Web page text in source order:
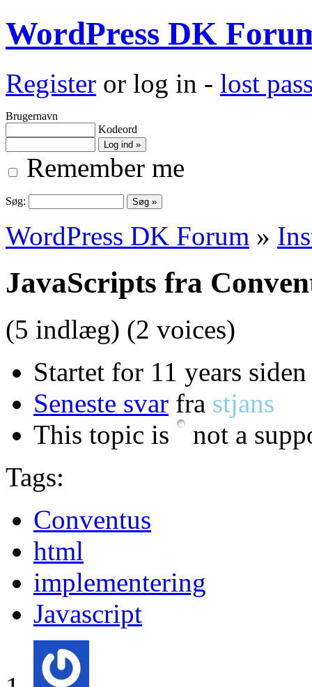
WordPress DK
Register or log in - lost
Brugernavn
Kodeord
Remember me
Søg:
WordPress DK Forum »
JavaScripts fra
(5 indlæg) (2 voices)
Startet for 11 years
Seneste svar fra stjans
This topic is
not a
Tags:
Conventus
html
implementering
Javascript